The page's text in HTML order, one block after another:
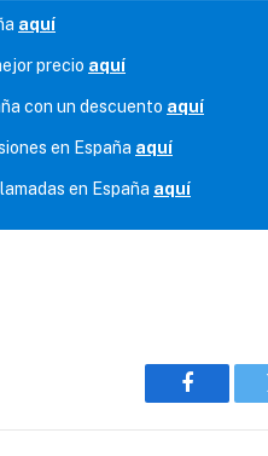
aquí
precio aquí
con un descuento aquí
en España aquí
en España aquí